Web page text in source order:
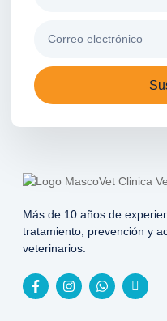
Más de 10 años de
tratamiento, prevención y
veterinarios.